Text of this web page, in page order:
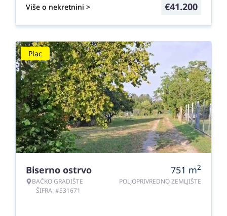
Više o nekretnini > €41.200
Plac
Biserno ostrvo
BAČKO GRADIŠTE
ŠIFRA: #531671
751 m2
POLJOPRIVREDNO ZEMLJIŠTE